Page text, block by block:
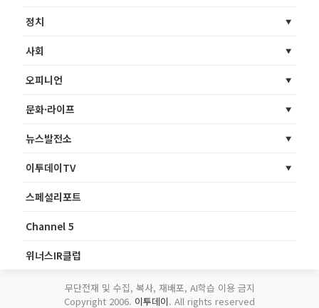
정치
사회
오피니언
문화·라이프
뉴스발전소
이투데이TV
스페셜리포트
Channel 5
위너스IR클럽
무단전재 및 수집, 복사, 재배포, AI학습 이용 금지
Copyright 2006. 이투데이. All rights reserved